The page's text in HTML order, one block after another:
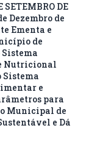
DE
Dezembro de
Ementa e
de
Sistema
Nutricional
Sistema
e
para
Municipal de
e Dá